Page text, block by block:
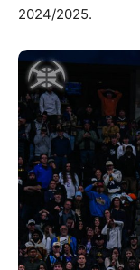
2024/2025.